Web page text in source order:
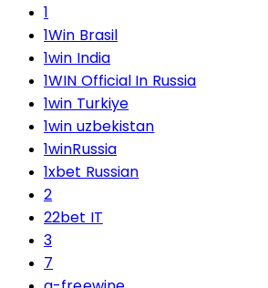
1
1Win Brasil
1win India
1WIN Official In Russia
1win Turkiye
1win uzbekistan
1winRussia
1xbet Russian
2
22bet IT
3
7